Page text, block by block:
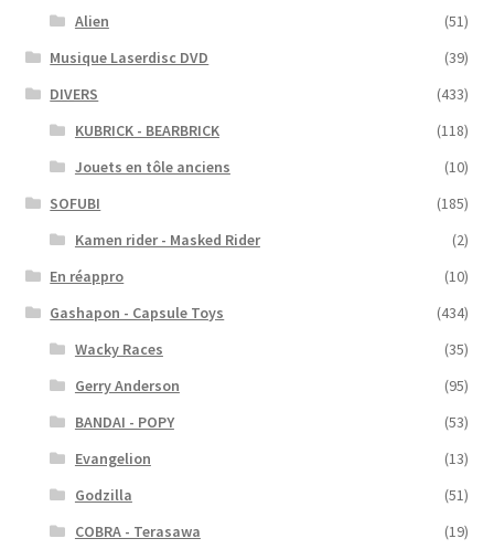
Alien
(51)
Musique Laserdisc DVD
(39)
DIVERS
(433)
KUBRICK - BEARBRICK
(118)
Jouets en tôle anciens
(10)
SOFUBI
(185)
Kamen rider - Masked Rider
(2)
En réappro
(10)
Gashapon - Capsule Toys
(434)
Wacky Races
(35)
Gerry Anderson
(95)
BANDAI - POPY
(53)
Evangelion
(13)
Godzilla
(51)
COBRA - Terasawa
(19)